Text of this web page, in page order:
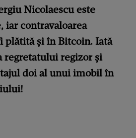
Nicolaescu este
iar contravaloarea
plătită și în Bitcoin. Iată
regretatului regizor și
doi al unui imobil în